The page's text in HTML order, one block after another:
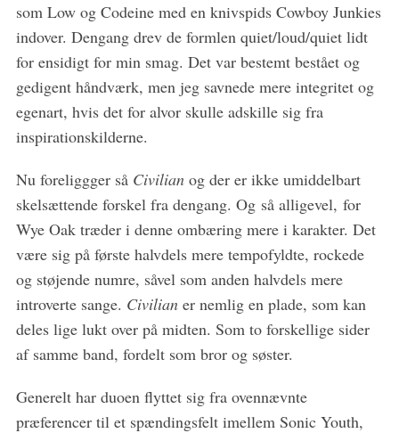
som Low og Codeine med en knivspids Cowboy Junkies
indover. Dengang drev de formlen quiet/loud/quiet lidt
for ensidigt for min smag. Det var bestemt bestået og
gedigent håndværk, men jeg savnede mere integritet og
egenart, hvis det for alvor skulle adskille sig fra
inspirationskilderne.
Nu foreliggger så Civilianog der er ikke umiddelbart
skelsættende forskel fra dengang. Og så alligevel, for
Wye Oak træder i denne ombæring mere i karakter. Det
være sig på første halvdels mere tempofyldte, rockede
og støjende numre, såvel som anden halvdels mere
introverte sange. Civilianer nemlig en plade, som kan
deles lige lukt over på midten. Som to forskellige sider
af samme band, fordelt som bror og søster.
Generelt har duoen flyttet sig fra ovennævnte
præferencer til et spændingsfelt imellem Sonic Youth,
S
e